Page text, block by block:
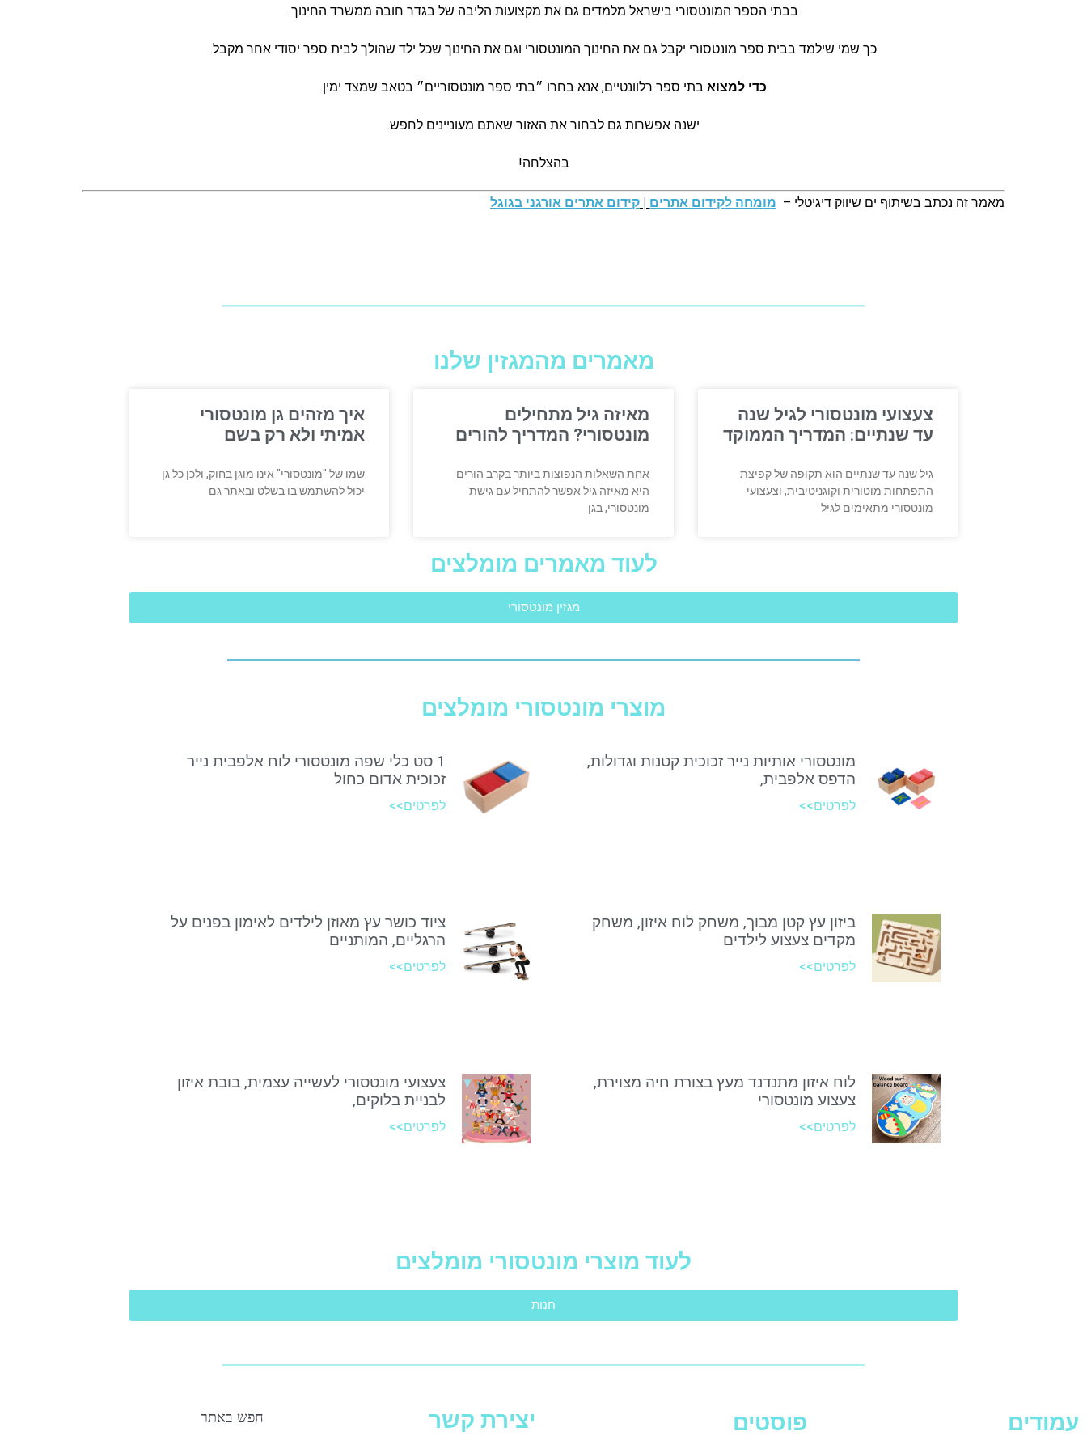
בבתי הספר המונטסורי בישראל מלמדים גם את מקצועות הליבה של בגדר חובה ממשרד החינוך.
כך שמי שילמד בבית ספר מונטסורי יקבל גם את החינוך המונטסורי וגם את החינוך שכל ילד שהולך לבית ספר יסודי אחר מקבל.
כדי למצוא בתי ספר רלוונטיים, אנא בחרו ״בתי ספר מונטסוריים״ בטאב שמצד ימין.
ישנה אפשרות גם לבחור את האזור שאתם מעוניינים לחפש.
בהצלחה!
מאמר זה נכתב בשיתוף ים שיווק דיגיטלי – מומחה לקידום אתרים קידום אתרים אורגני בגוגל
מאמרים מהמגזין שלנו
צעצועי מונטסורי לגיל שנה
עד שנתיים: המדריך הממוקד
גיל שנה עד שנתיים הוא תקופה של קפיצת
התפתחות מוטורית וקוגניטיבית, וצעצועי
מונטסורי מתאימים לגיל
מאיזה גיל מתחילים
מונטסורי? המדריך להורים
אחת השאלות הנפוצות ביותר בקרב הורים
היא מאיזה גיל אפשר להתחיל עם גישת
מונטסורי, בגן
איך מזהים גן מונטסורי
אמיתי ולא רק בשם
שמו של "מונטסורי" אינו מוגן בחוק, ולכן כל גן
יכול להשתמש בו בשלט ובאתר גם
לעוד מאמרים מומלצים
מגזין מונטסורי
מוצרי מונטסורי מומלצים
מונטסורי אותיות נייר זכוכית קטנות וגדולות,
הדפס אלפבית,
לפרטים>>
1 סט כלי שפה מונטסורי לוח אלפבית נייר
זכוכית אדום כחול
לפרטים>>
ביזון עץ קטן מבוך, משחק לוח איזון, משחק
מקדים צעצוע לילדים
לפרטים>>
ציוד כושר עץ מאוזן לילדים לאימון בפנים על
הרגליים, המותניים
לפרטים>>
לוח איזון מתנדנד מעץ בצורת חיה מצוירת,
צעצוע מונטסורי
לפרטים>>
צעצועי מונטסורי לעשייה עצמית, בובת איזון
לבניית בלוקים,
לפרטים>>
לעוד מוצרי מונטסורי מומלצים
חנות
עמודים פוסטים יצירת קשר חפש באתר